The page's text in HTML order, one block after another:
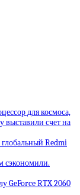
для космоса,
выставили счет на
Redmi
сэкономили.
GeForce RTX 2060